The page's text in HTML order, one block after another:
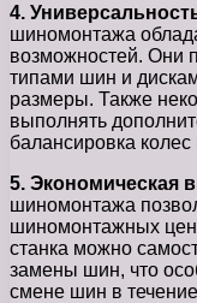
4.
шиномонтажа
возможностей. Они
типами шин и
размеры. Также
выполнять
балансировка
5. Экономическая
шиномонтажа
шиномонтажных
станка можно
замены шин, что
смене шин в